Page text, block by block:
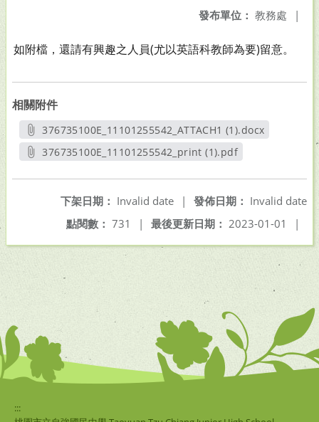
發布單位： 教務處 |
如附檔，還請有興趣之人員(尤以英語科教師為要)留意。
相關附件
376735100E_11101255542_ATTACH1 (1).docx
另開新視窗
376735100E_11101255542_print (1).pdf
發佈日期： Invalid date
下架日期： Invalid date
|
最後更新日期： 2023-01-01 |
點閱數： 731 |
:::